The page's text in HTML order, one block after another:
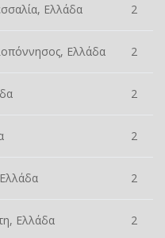
Ελλάδα 2
Ελλάδα 2
2
2
2
Ελλάδα 2